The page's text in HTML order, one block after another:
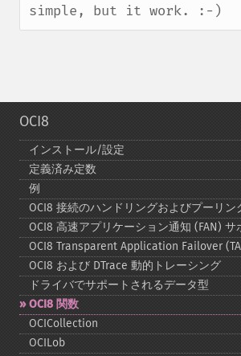
simple, but it work. :-)
OCI8
インストール/設定
定義済み定数
例
OCI8 接続のハンドリングおよびプーリン
OCI8 高速アプリケーション通知 (FAN) サ
OCI8 Transparent Application Failover
OCI8 および DTrace 動的トレーシング
ドライバでサポートされるデータ型
OCI8 関数
OCICollection
OCILob